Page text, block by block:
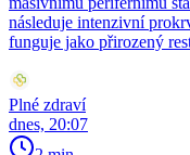
následuje intenzivní
funguje jako přirozený
Plné zdraví
dnes, 20:07